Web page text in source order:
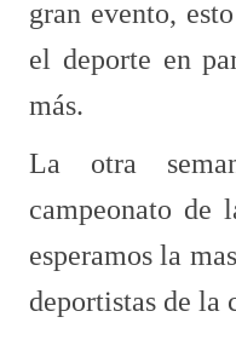
gran evento,
el deporte en
más.
La otra
campeonato de
esperamos la
deportistas de la